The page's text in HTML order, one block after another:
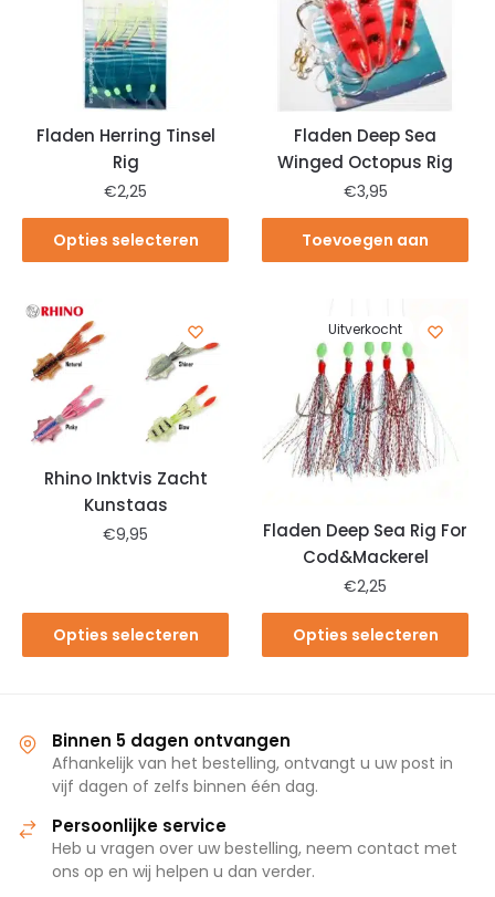
Fladen Herring Tinsel
Rig
€2,25
Opties selecteren
Fladen Deep Sea
Winged Octopus Rig
€3,95
Toevoegen aan
Rhino Inktvis Zacht
Kunstaas
€9,95
Opties selecteren
Uitverkocht
Fladen Deep Sea Rig For
Cod&Mackerel
€2,25
Opties selecteren
Binnen 5 dagen ontvangen
Afhankelijk van het bestelling, ontvangt u uw post in
vijf dagen of zelfs binnen één dag.
Persoonlijke service
Heb u vragen over uw bestelling, neem contact met
ons op en wij helpen u dan verder.